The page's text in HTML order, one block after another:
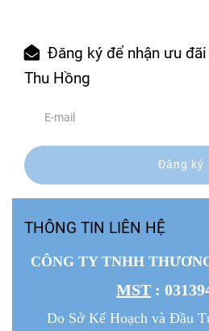
Đăng ký để nhận ưu
Thu Hồng
Đăng ký
THÔNG TIN LIÊN HỆ
CÔNG TY TNHH
MST :
Do Sở Kế Hoạch và Đầu